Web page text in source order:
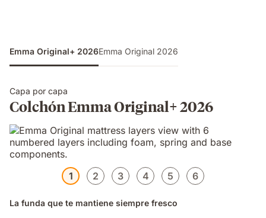
Emma Original+ 2026Emma Original 2026
Capa por capa
Colchón Emma Original+ 2026
1 2 3 4 5 6
La funda que te mantiene siempre fresco